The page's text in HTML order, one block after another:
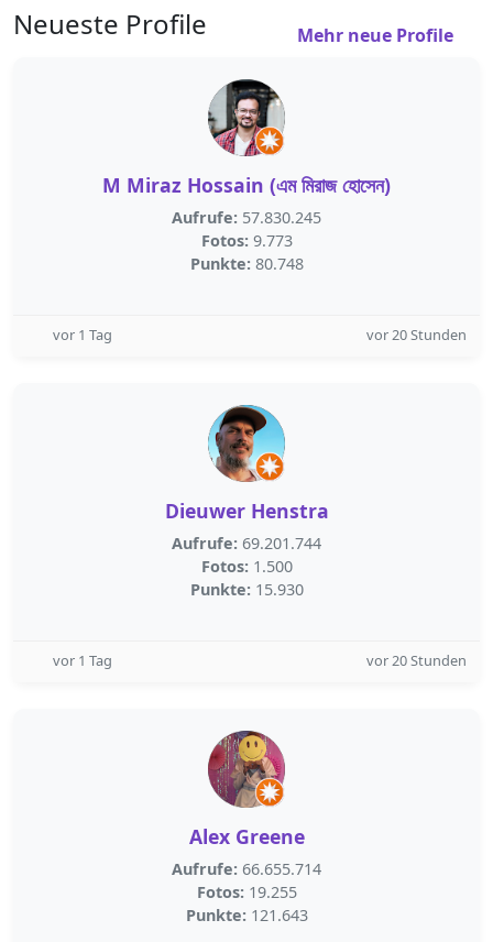
Neueste Profile Mehr neue Profile
M Miraz Hossain (এম মিরাজ হোসেন)
Aufrufe: 57.830.245
Fotos: 9.773
Punkte: 80.748
vor 1 Tag vor 20 Stunden
Dieuwer Henstra
Aufrufe: 69.201.744
Fotos: 1.500
Punkte: 15.930
vor 1 Tag vor 20 Stunden
Alex Greene
Aufrufe: 66.655.714
Fotos: 19.255
Punkte: 121.643